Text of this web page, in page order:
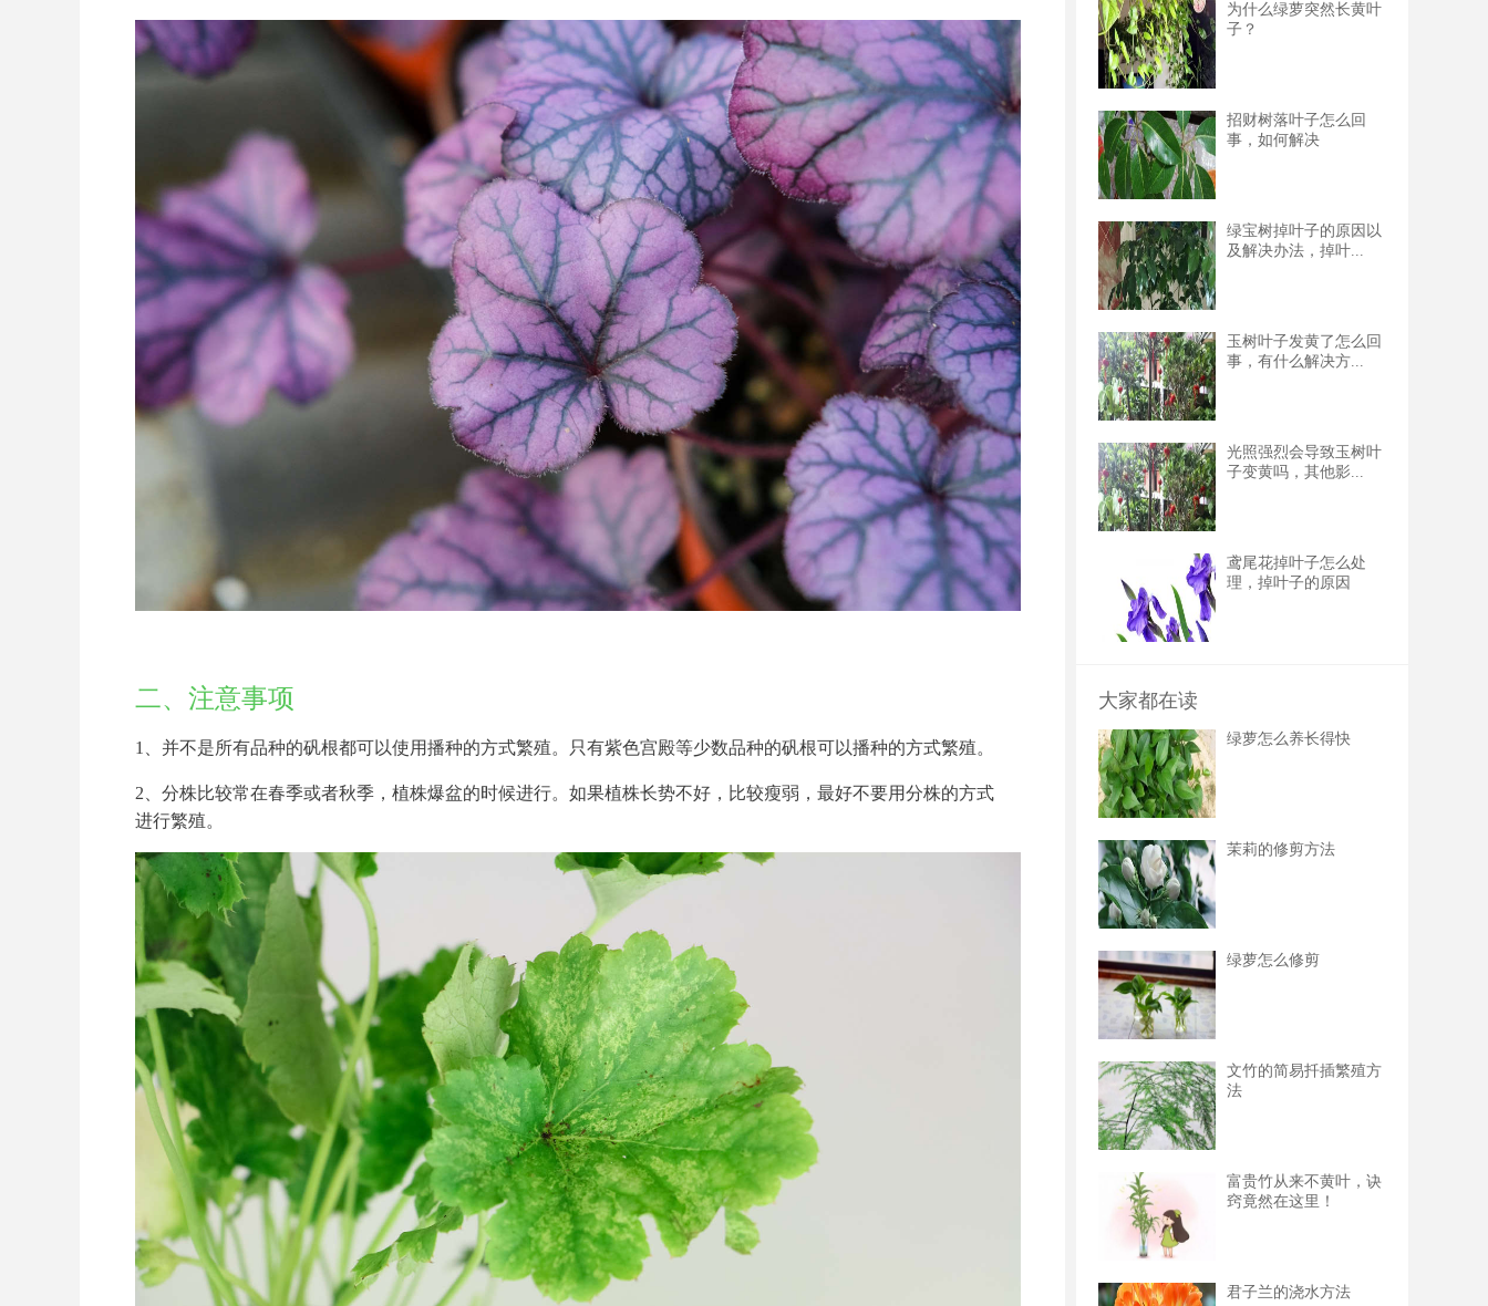
二、注意事项
1、并不是所有品种的矾根都可以使用播种的方式繁殖。只有紫色宫殿等少数品种的矾根可以播种的方式繁殖。
2、分株比较常在春季或者秋季，植株爆盆的时候进行。如果植株长势不好，比较瘦弱，最好不要用分株的方式
进行繁殖。
为什么绿萝突然长黄叶
子？
招财树落叶子怎么回
事，如何解决
绿宝树掉叶子的原因以
及解决办法，掉叶...
玉树叶子发黄了怎么回
事，有什么解决方...
光照强烈会导致玉树叶
子变黄吗，其他影...
鸢尾花掉叶子怎么处
理，掉叶子的原因
大家都在读
绿萝怎么养长得快
茉莉的修剪方法
绿萝怎么修剪
文竹的简易扦插繁殖方
法
富贵竹从来不黄叶，诀
窍竟然在这里！
君子兰的浇水方法